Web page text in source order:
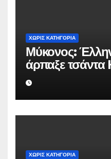
ΧΩΡΊΣ ΚΑΤΗΓΟΡΊΑ
Μύκονος:
άρπαξε
Rolex αξίας
Ουκρανό
ΧΩΡΊΣ ΚΑΤΗΓΟΡΊΑ